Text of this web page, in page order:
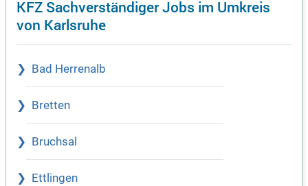
KFZ Sachverständiger Jobs im Umkreis
von Karlsruhe
Bad Herrenalb
Bretten
Bruchsal
Ettlingen